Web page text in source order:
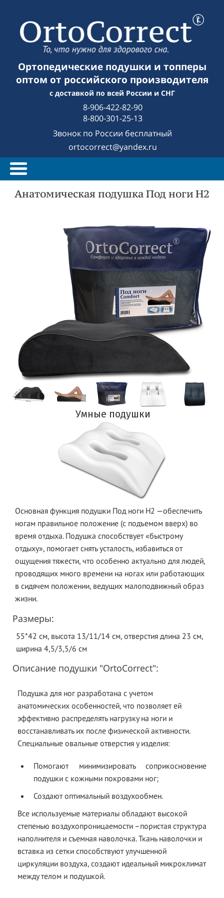
Ортопедические подушки и топперы
оптом от российского производителя
с доставкой по всей России и СНГ
8-906-422-82-90
8-800-301-25-13
Звонок по России бесплатный
ortocorrect@yandex.ru
Анатомическая подушка Под ноги Н2
Умные подушки
Основная функция подушки Под ноги Н2 —обеспечить
ногам правильное положение (с подъемом вверх) во
время отдыха. Подушка способствует «быстрому
отдыху», помогает снять усталость, избавиться от
ощущения тяжести, что особенно актуально для людей,
проводящих много времени на ногах или работающих
в сидячем положении, ведущих малоподвижный образ
жизни.
Размеры:
55*42 см, высота 13/11/14 см, отверстия длина 23 см,
ширина 4,5/3,5/6 см
Описание подушки "OrtoCorrect":
Подушка для ног разработана с учетом
анатомических особенностей, что позволяет ей
эффективно распределять нагрузку на ноги и
восстанавливать их после физической активности.
Специальные овальные отверстия у изделия:
Помогают минимизировать соприкосновение
подушки с кожными покровами ног;
Создают оптимальный воздухообмен.
Все используемые материалы обладают высокой
степенью воздухопроницаемости –пористая структура
наполнителя и съемная наволочка. Ткань наволочки и
вставка из сетки способствуют улучшенной
циркуляции воздуха, создают идеальный микроклимат
между телом и подушкой.